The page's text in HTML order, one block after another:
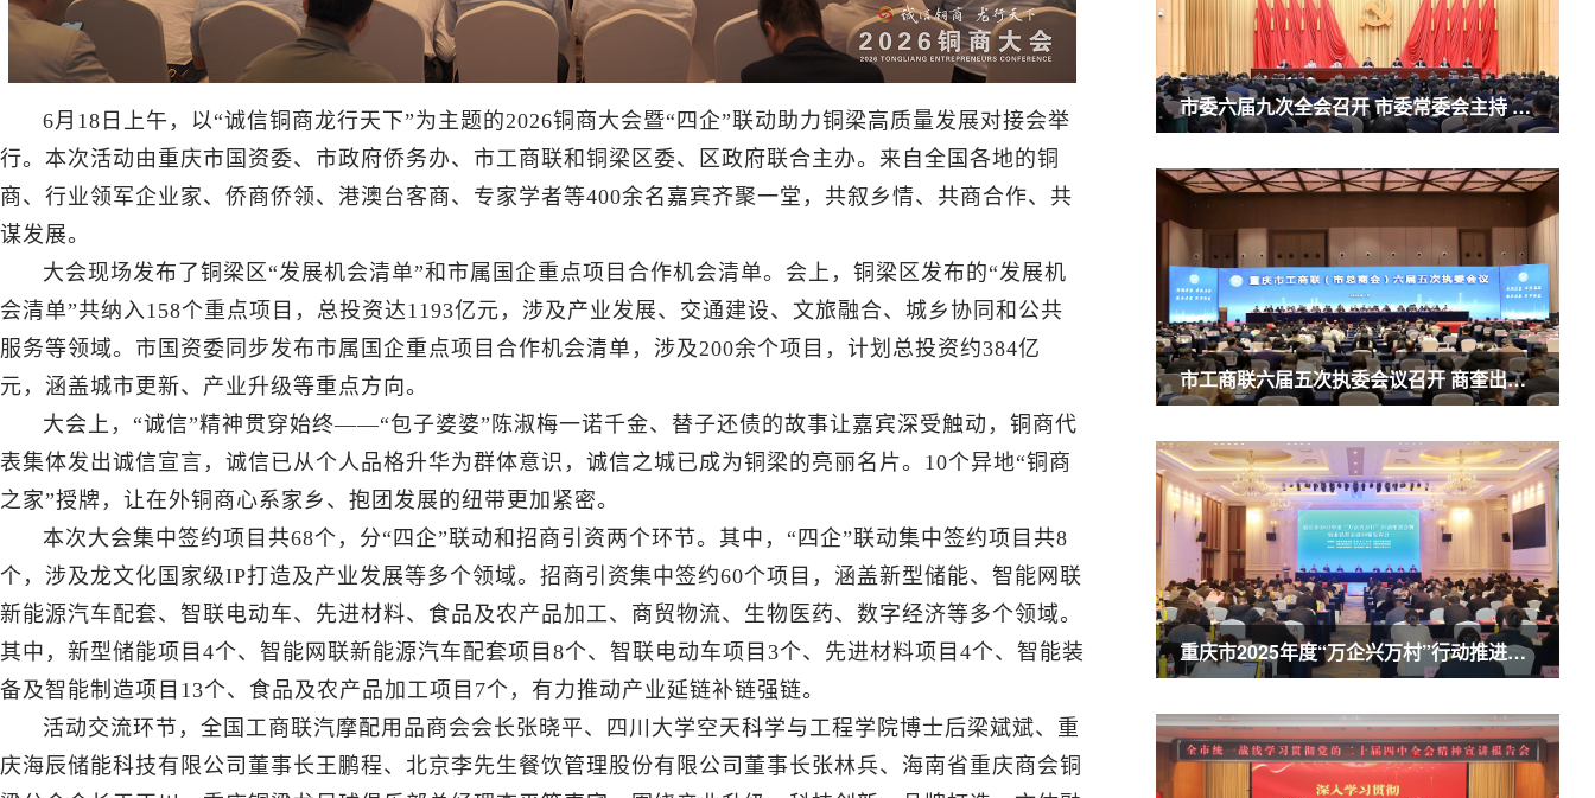
6月18日上午，以“诚信铜商龙行天下”为主题的2026铜商大会暨“四企”联动助力铜梁高质量发展对接会举
行。本次活动由重庆市国资委、市政府侨务办、市工商联和铜梁区委、区政府联合主办。来自全国各地的铜
商、行业领军企业家、侨商侨领、港澳台客商、专家学者等400余名嘉宾齐聚一堂，共叙乡情、共商合作、共
谋发展。
大会现场发布了铜梁区“发展机会清单”和市属国企重点项目合作机会清单。会上，铜梁区发布的“发展机
会清单”共纳入158个重点项目，总投资达1193亿元，涉及产业发展、交通建设、文旅融合、城乡协同和公共
服务等领域。市国资委同步发布市属国企重点项目合作机会清单，涉及200余个项目，计划总投资约384亿
元，涵盖城市更新、产业升级等重点方向。
大会上，“诚信”精神贯穿始终——“包子婆婆”陈淑梅一诺千金、替子还债的故事让嘉宾深受触动，铜商代
表集体发出诚信宣言，诚信已从个人品格升华为群体意识，诚信之城已成为铜梁的亮丽名片。10个异地“铜商
之家”授牌，让在外铜商心系家乡、抱团发展的纽带更加紧密。
本次大会集中签约项目共68个，分“四企”联动和招商引资两个环节。其中，“四企”联动集中签约项目共8
个，涉及龙文化国家级IP打造及产业发展等多个领域。招商引资集中签约60个项目，涵盖新型储能、智能网联
新能源汽车配套、智联电动车、先进材料、食品及农产品加工、商贸物流、生物医药、数字经济等多个领域。
其中，新型储能项目4个、智能网联新能源汽车配套项目8个、智联电动车项目3个、先进材料项目4个、智能装
备及智能制造项目13个、食品及农产品加工项目7个，有力推动产业延链补链强链。
活动交流环节，全国工商联汽摩配用品商会会长张晓平、四川大学空天科学与工程学院博士后梁斌斌、重
庆海辰储能科技有限公司董事长王鹏程、北京李先生餐饮管理股份有限公司董事长张林兵、海南省重庆商会铜
市委六届九次全会召开 市委常委会主持 市委书记袁家军讲话
市工商联六届五次执委会议召开 商奎出席并讲话
重庆市2025年度“万企兴万村”行动推进会暨农业民营企业50强发布会召开 商奎出席并讲话